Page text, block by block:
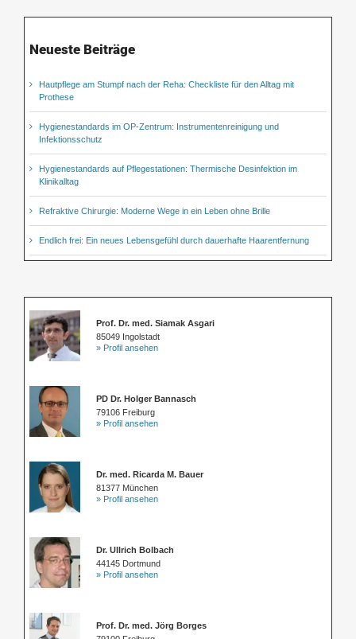
Neueste Beiträge
Hautpflege am Stumpf nach der Reha: Checkliste für den Alltag mit
Prothese
Hygienestandards im OP-Zentrum: Instrumentenreinigung und
Infektionsschutz
Hygienestandards auf Pflegestationen: Thermische Desinfektion im
Klinikalltag
Refraktive Chirurgie: Moderne Wege in ein Leben ohne Brille
Endlich frei: Ein neues Lebensgefühl durch dauerhafte Haarentfernung
Prof. Dr. med. Siamak Asgari
85049 Ingolstadt
» Profil ansehen
PD Dr. Holger Bannasch
79106 Freiburg
» Profil ansehen
Dr. med. Ricarda M. Bauer
81377 München
» Profil ansehen
Dr. Ullrich Bolbach
44145 Dortmund
» Profil ansehen
Prof. Dr. med. Jörg Borges